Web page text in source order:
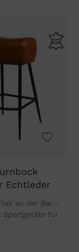
Echtleder
an der Bar -
Sportgeräte für